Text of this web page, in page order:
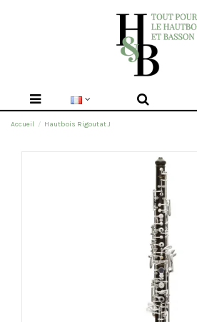
Accueil Hautbois Rigoutat J